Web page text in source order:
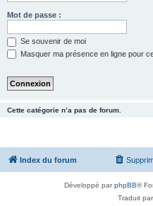
Mot de passe :
Se souvenir de moi
Masquer ma présence en ligne pour
Cette catégorie n’a pas de forum.
Index du forum
Développé parphpBB®
Traduit par